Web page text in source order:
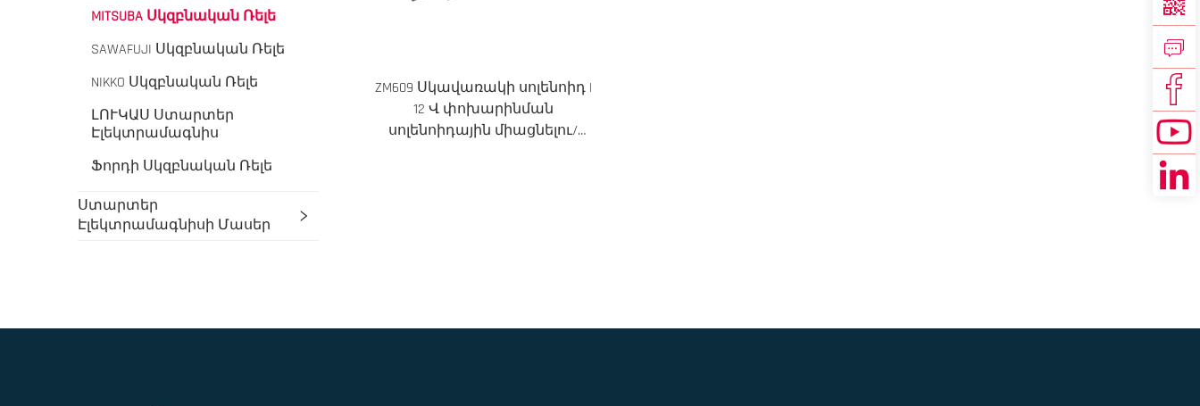
MITSUBA Սկզբնական Ռելե
SAWAFUJI Սկզբնական Ռելե
NIKKO Սկզբնական Ռելե
ԼՈՒԿԱՍ Ստարտեր
Էլեկտրամագնիս
Ֆորդի Սկզբնական Ռելե
Ստարտեր
Էլեկտրամագնիսի Մասեր
ZM609 Սկավառակի սոլենոիդ |
12 Վ փոխարինման
սոլենոիդային միացնելու/